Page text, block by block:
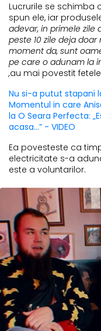
Lucrurile se schimba
spun ele, iar
adevar, in primele
peste 10 zile deja
moment da, sunt
pe care o adunam la
,au mai povestit
Nu si-a putut stapani
Momentul in care
la O Seara Perfecta:
acasa...” - VIDEO
Ea povesteste ca
electricitate s-a
este a voluntarilor.